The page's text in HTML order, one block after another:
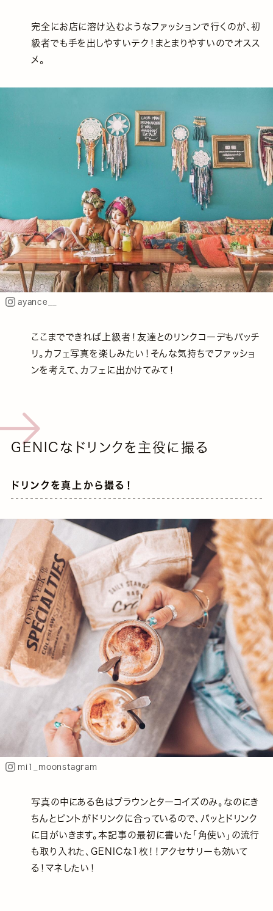
完全にお店に溶け込むようなファッションで行くのが、初
級者でも手を出しやすいテク！まとまりやすいのでオスス
メ。
ayance__
ここまでできれば上級者！友達とのリンクコーデもバッチ
リ。カフェ写真を楽しみたい！そんな気持ちでファッショ
ンを考えて、カフェに出かけてみて！
GENICなドリンクを主役に撮る
ドリンクを真上から撮る！
mi1_moonstagram
写真の中にある色はブラウンとターコイズのみ。なのにき
ちんとピントがドリンクに合っているので、パッとドリンク
に目がいきます。本記事の最初に書いた「角使い」の流行
も取り入れた、GENICな1枚！！アクセサリーも効いて
る！マネしたい！